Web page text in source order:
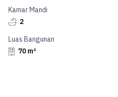
Kamar Mandi
2
Luas Bangunan
70 m²